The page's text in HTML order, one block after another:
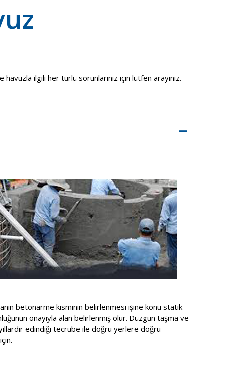
ilgili her türlü sorunlarınız için lütfen arayınız.
–
betonarme kısmının belirlenmesi işine konu statik
onayıyla alan belirlenmiş olur. Düzgün taşma ve
edindiği tecrübe ile doğru yerlere doğru